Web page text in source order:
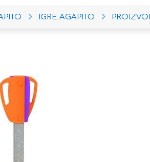
IGRE AGAPITO